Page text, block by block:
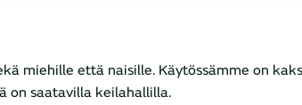
miehille että naisille. Käytössämme on
on saatavilla keilahallilla.